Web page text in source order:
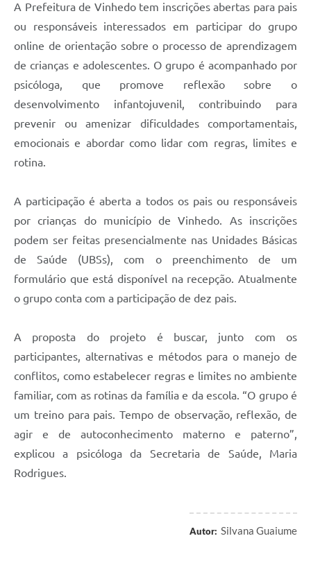
Associação dos Servidores Públicos Municipais de
Audiências Públicas
Arquivos para Download
Legislação
Links Úteis
Serviços Online
A Prefeitura de Vinhedo tem inscrições abertas para pais
ou responsáveis interessados em participar do grupo
online de orientação sobre o processo de aprendizagem
de crianças e adolescentes. O grupo é acompanhado por
psicóloga, que promove reflexão sobre o
desenvolvimento infantojuvenil, contribuindo para
prevenir ou amenizar dificuldades comportamentais,
emocionais e abordar como lidar com regras, limites e
rotina.
A participação é aberta a todos os pais ou responsáveis
por crianças do município de Vinhedo. As inscrições
podem ser feitas presencialmente nas Unidades Básicas
de Saúde (UBSs), com o preenchimento de um
formulário que está disponível na recepção. Atualmente
o grupo conta com a participação de dez pais.
A proposta do projeto é buscar, junto com os
participantes, alternativas e métodos para o manejo de
conflitos, como estabelecer regras e limites no ambiente
familiar, com as rotinas da família e da escola. “O grupo é
um treino para pais. Tempo de observação, reflexão, de
agir e de autoconhecimento materno e paterno”,
explicou a psicóloga da Secretaria de Saúde, Maria
Rodrigues.
Autor: Silvana Guaiume